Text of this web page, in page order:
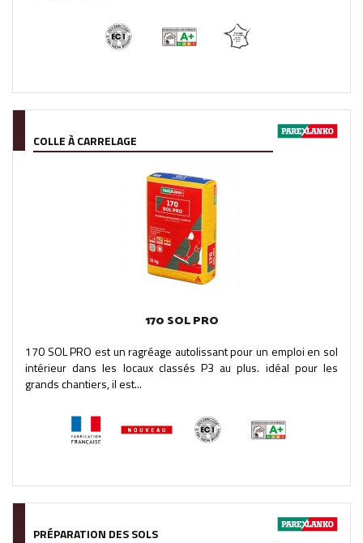
COLLE À CARRELAGE
170 SOL PRO
170 SOL PRO est un ragréage autolissant pour un emploi en sol
intérieur dans les locaux classés P3 au plus. idéal pour les
grands chantiers, il est...
PRÉPARATION DES SOLS